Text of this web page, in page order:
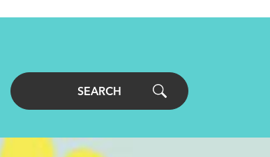
SEARCH